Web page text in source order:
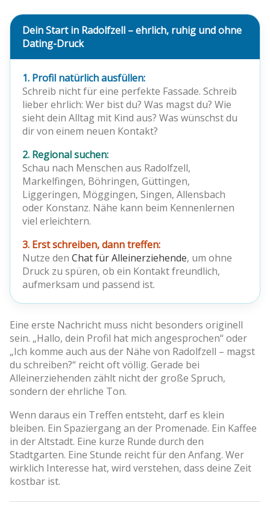
Dein Start in Radolfzell – ehrlich, ruhig und ohne
Dating-Druck
1. Profil natürlich ausfüllen:
Schreib nicht für eine perfekte Fassade. Schreib
lieber ehrlich: Wer bist du? Was magst du? Wie
sieht dein Alltag mit Kind aus? Was wünschst du
dir von einem neuen Kontakt?
2. Regional suchen:
Schau nach Menschen aus Radolfzell,
Markelfingen, Böhringen, Güttingen,
Liggeringen, Möggingen, Singen, Allensbach
oder Konstanz. Nähe kann beim Kennenlernen
viel erleichtern.
3. Erst schreiben, dann treffen:
Nutze den Chat für Alleinerziehende, um ohne
Druck zu spüren, ob ein Kontakt freundlich,
aufmerksam und passend ist.
Eine erste Nachricht muss nicht besonders originell
sein. „Hallo, dein Profil hat mich angesprochen“ oder
„Ich komme auch aus der Nähe von Radolfzell – magst
du schreiben?“ reicht oft völlig. Gerade bei
Alleinerziehenden zählt nicht der große Spruch,
sondern der ehrliche Ton.
Wenn daraus ein Treffen entsteht, darf es klein
bleiben. Ein Spaziergang an der Promenade. Ein Kaffee
in der Altstadt. Eine kurze Runde durch den
Stadtgarten. Eine Stunde reicht für den Anfang. Wer
wirklich Interesse hat, wird verstehen, dass deine Zeit
kostbar ist.